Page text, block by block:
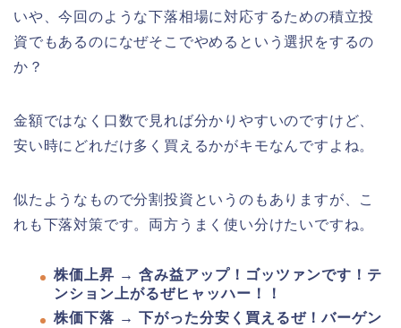
いや、今回のような下落相場に対応するための積立投
資でもあるのになぜそこでやめるという選択をするの
か？
金額ではなく口数で見れば分かりやすいのですけど、
安い時にどれだけ多く買えるかがキモなんですよね。
似たようなもので分割投資というのもありますが、こ
れも下落対策です。両方うまく使い分けたいですね。
株価上昇 → 含み益アップ！ゴッツァンです！テ
ンション上がるぜヒャッハー！！
株価下落 → 下がった分安く買えるぜ！バーゲン